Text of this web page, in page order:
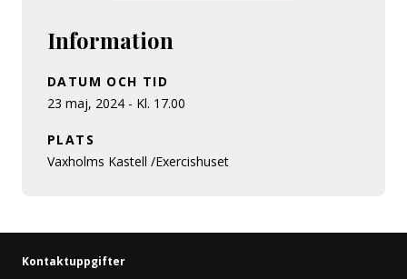
Information
DATUM OCH TID
23 maj, 2024 - Kl. 17.00
PLATS
Vaxholms Kastell /Exercishuset
Kontaktuppgifter